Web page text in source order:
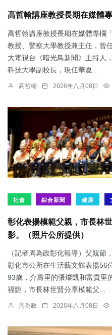
高哲翰講座教授長期在媒體
高哲翰講座教授長期在媒體專欄
教授、警察大學教授兼主任，曾
大電視台《暗光鳥新聞》主持人
科技大學副校長，現任華夏...
高哲翰 2026年八月08日
社會 綜合新聞 健康
彰化表揚模範父親，市長林
影。（照片公所提供）
（記者周為政彰化報導）父親節
彰化市公所在生活藝文館表揚56
93歲，介壽里的張燦凱和富貴里
福臨，市長林世賢分享模範父...
周為政 2026年八月08日